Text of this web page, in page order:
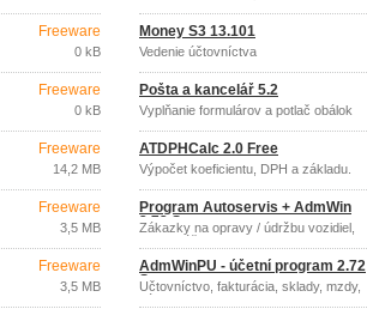
Freeware
0 kB
Freeware
0 kB
Freeware
14,2 MB
Freeware
3,5 MB
Freeware
3,5 MB
Money S3 13.101
Vedenie účtovníctva
Pošta a kancelář 5.2
Vypĺňanie formulárov a potlač obálok
ATDPHCalc 2.0 Free
Výpočet koeficientu, DPH a základu.
Program Autoservis + AdmWin
2.72 Start
Zákazky na opravy / údržbu vozidiel,
sklady, účtenky EET
AdmWinPU - účetní program 2.72
Start
Účtovníctvo, fakturácia, sklady, mzdy,
zákazky, EET